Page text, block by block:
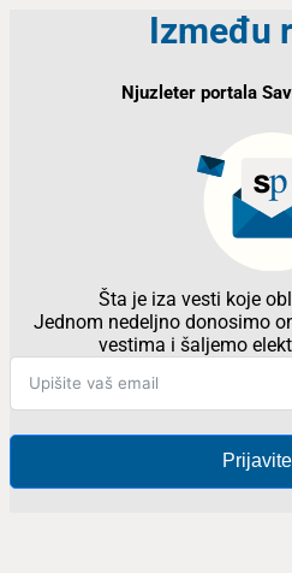
Između
Njuzleter portala
Šta je iza vesti koje
Jednom nedeljno donosimo
vestima i šaljemo